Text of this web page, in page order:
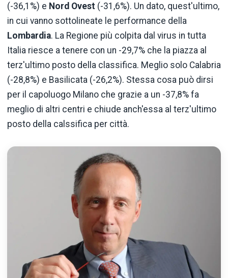
(-36,1%) e Nord Ovest (-31,6%). Un dato, quest'ultimo,
in cui vanno sottolineate le performance della
Lombardia. La Regione più colpita dal virus in tutta
Italia riesce a tenere con un -29,7% che la piazza al
terz'ultimo posto della classifica. Meglio solo Calabria
(-28,8%) e Basilicata (-26,2%). Stessa cosa può dirsi
per il capoluogo Milano che grazie a un -37,8% fa
meglio di altri centri e chiude anch'essa al terz'ultimo
posto della calssifica per città.